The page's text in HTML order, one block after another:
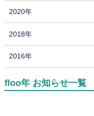
2020年
2018年
2016年
floo年 お知らせ一覧